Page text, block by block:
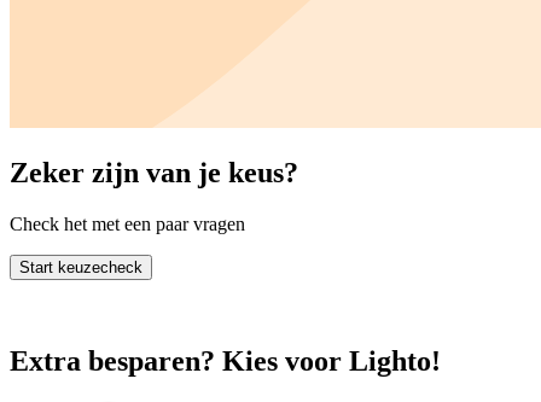
Zeker zijn van je keus?
Check het met een paar vragen
Start keuzecheck
Extra besparen? Kies voor Lighto!